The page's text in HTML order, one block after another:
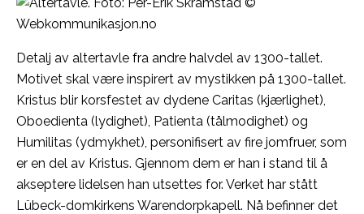
Detalj av altertavle fra andre halvdel av 1300-tallet.
Motivet skal være inspirert av mystikken på 1300-tallet.
Kristus blir korsfestet av dydene Caritas (kjærlighet),
Oboedienta (lydighet), Patienta (tålmodighet) og
Humilitas (ydmykhet), personifisert av fire jomfruer, som
er en del av Kristus. Gjennom dem er han i stand til å
akseptere lidelsen han utsettes for. Verket har stått
Lübeck-domkirkens Warendorpkapell. Nå befinner det